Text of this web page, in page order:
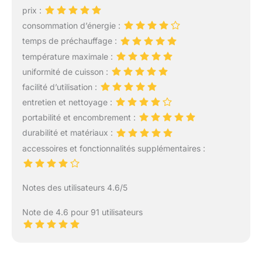
bouton, pour une
cuisson facile et
homogène. CUISSON AU
GAZ : savourez le goût
des vraies pizzas! La
cuisson à la flamme
développe une croute
dorée et croustillante,
une pâte légère et des
ingrédients
fondantspour une
PRÉCHAUFFAGE RAPIDE
le four atteint 400°C en
prix :
consommation d’énergie :
temps de préchauffage :
température maximale :
uniformité de cuisson :
facilité d’utilisation :
entretien et nettoyage :
portabilité et encombrement :
durabilité et matériaux :
accessoires et fonctionnalités supplémentaires :
Notes des utilisateurs 4.6/5
Note de 4.6 pour 91 utilisateurs